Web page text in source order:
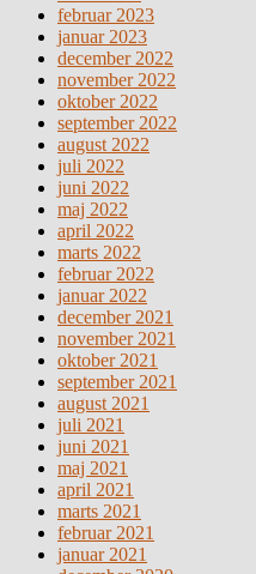
februar 2023
januar 2023
december 2022
november 2022
oktober 2022
september 2022
august 2022
juli 2022
juni 2022
maj 2022
april 2022
marts 2022
februar 2022
januar 2022
december 2021
november 2021
oktober 2021
september 2021
august 2021
juli 2021
juni 2021
maj 2021
april 2021
marts 2021
februar 2021
januar 2021